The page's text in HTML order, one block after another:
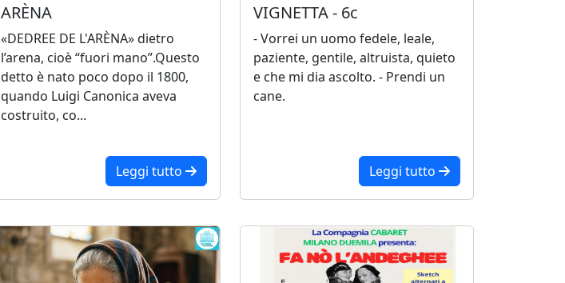
ARÈNA
«DEDREE DE L'ARÈNA» dietro
l’arena, cioè “fuori mano”.Questo
detto è nato poco dopo il 1800,
quando Luigi Canonica aveva
costruito, co...
Leggi tutto
VIGNETTA - 6c
- Vorrei un uomo fedele, leale,
paziente, gentile, altruista, quieto
e che mi dia ascolto. - Prendi un
cane.
Leggi tutto